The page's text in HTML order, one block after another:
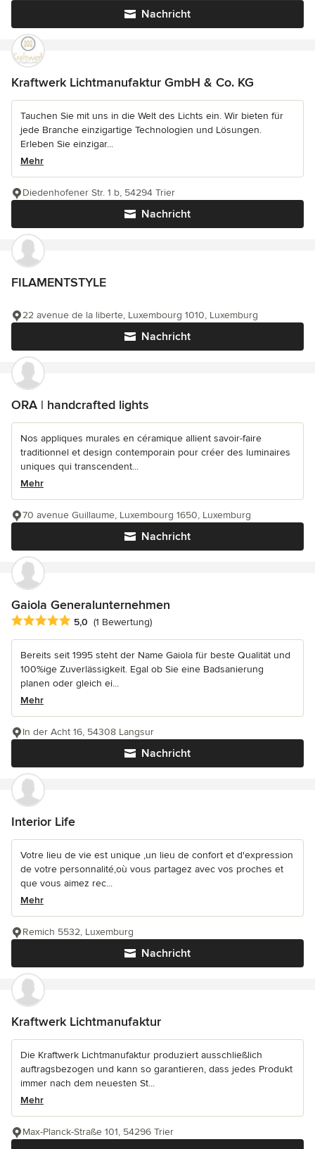
Nachricht
Kraftwerk Lichtmanufaktur GmbH & Co. KG
Tauchen Sie mit uns in die Welt des Lichts ein. Wir bieten für
jede Branche einzigartige Technologien und Lösungen.
Erleben Sie einzigar...
Mehr
Nachricht
Diedenhofener Str. 1 b, 54294 Trier
FILAMENTSTYLE
Nachricht
22 avenue de la liberte, Luxembourg 1010, Luxemburg
ORA | handcrafted lights
Nos appliques murales en céramique allient savoir-faire
traditionnel et design contemporain pour créer des luminaires
uniques qui transcendent...
Mehr
Nachricht
70 avenue Guillaume, Luxembourg 1650, Luxemburg
Gaiola Generalunternehmen
Durchschnittliche Bewertung: 5 von 5 Sternen
5,0 (1 Bewertung)
Bereits seit 1995 steht der Name Gaiola für beste Qualität und
100%ige Zuverlässigkeit. Egal ob Sie eine Badsanierung
planen oder gleich ei...
Mehr
Nachricht
In der Acht 16, 54308 Langsur
Interior Life
Votre lieu de vie est unique ,un lieu de confort et d'expression
de votre personnalité,où vous partagez avec vos proches et
que vous aimez rec...
Mehr
Nachricht
Remich 5532, Luxemburg
Kraftwerk Lichtmanufaktur
Die Kraftwerk Lichtmanufaktur produziert ausschließlich
auftragsbezogen und kann so garantieren, dass jedes Produkt
immer nach dem neuesten St...
Mehr
Max-Planck-Straße 101, 54296 Trier